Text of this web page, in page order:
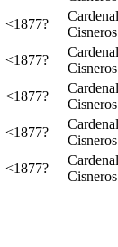
<1877?
Cardenal
Cisneros
<1877?
Cardenal
Cisneros
<1877?
Cardenal
Cisneros
<1877?
Cardenal
Cisneros
<1877?
Cardenal
Cisneros